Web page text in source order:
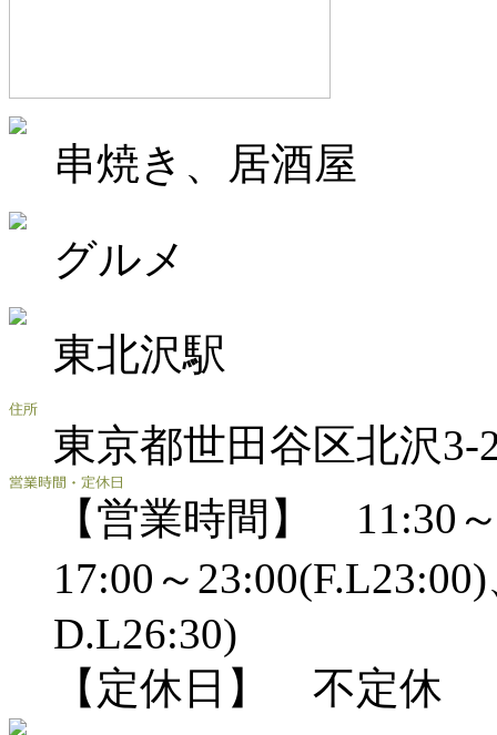
串焼き、居酒屋
グルメ
東北沢駅
東京都世田谷区北沢3-
【営業時間】 11:30
17:00～
D.L26:30)
【定休日】 不定休